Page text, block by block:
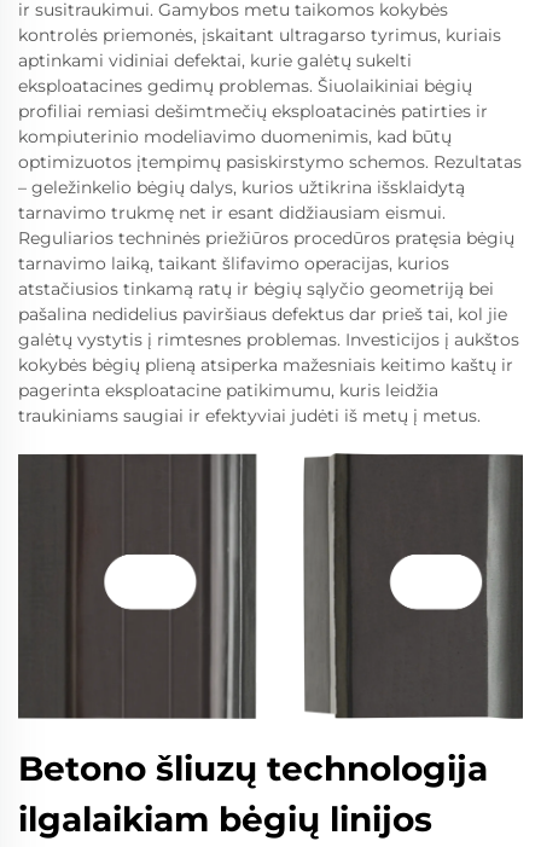
ir susitraukimui. Gamybos metu taikomos kokybės
kontrolės priemonės, įskaitant ultragarso tyrimus, kuriais
aptinkami vidiniai defektai, kurie galėtų sukelti
eksploatacines gedimų problemas. Šiuolaikiniai bėgių
profiliai remiasi dešimtmečių eksploatacinės patirties ir
kompiuterinio modeliavimo duomenimis, kad būtų
optimizuotos įtempimų pasiskirstymo schemos. Rezultatas
– geležinkelio bėgių dalys, kurios užtikrina išsklaidytą
tarnavimo trukmę net ir esant didžiausiam eismui.
Reguliarios techninės priežiūros procedūros pratęsia bėgių
tarnavimo laiką, taikant šlifavimo operacijas, kurios
atstačiusios tinkamą ratų ir bėgių sąlyčio geometriją bei
pašalina nedidelius paviršiaus defektus dar prieš tai, kol jie
galėtų vystytis į rimtesnes problemas. Investicijos į aukštos
kokybės bėgių plieną atsiperka mažesniais keitimo kaštų ir
pagerinta eksploatacine patikimumu, kuris leidžia
traukiniams saugiai ir efektyviai judėti iš metų į metus.
Betono šliuzų technologija
ilgalaikiam bėgių linijos